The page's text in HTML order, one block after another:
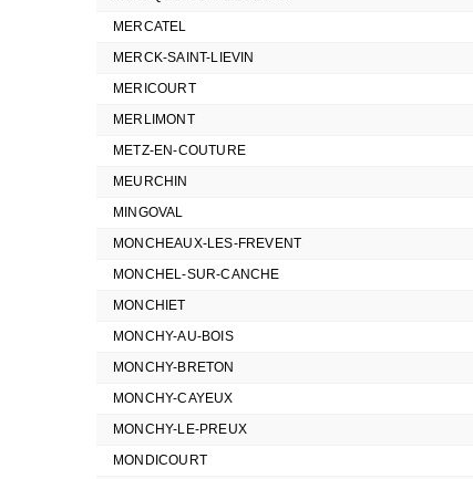
MERCATEL
MERCK-SAINT-LIEVIN
MERICOURT
MERLIMONT
METZ-EN-COUTURE
MEURCHIN
MINGOVAL
MONCHEAUX-LES-FREVENT
MONCHEL-SUR-CANCHE
MONCHIET
MONCHY-AU-BOIS
MONCHY-BRETON
MONCHY-CAYEUX
MONCHY-LE-PREUX
MONDICOURT